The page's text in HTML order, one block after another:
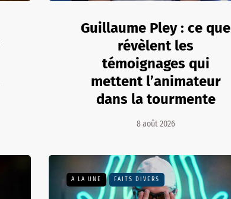
Guillaume Pley : ce que
révèlent les
témoignages qui
mettent l’animateur
dans la tourmente
8 août 2026
A LA UNE FAITS DIVERS